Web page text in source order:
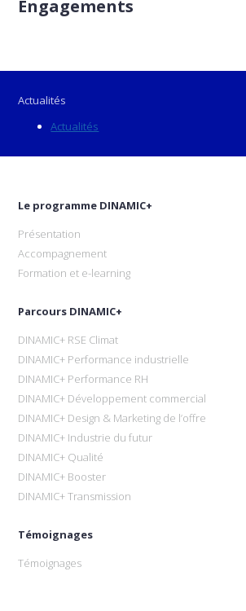
Engagements
Actualités
Actualités
Le programme DINAMIC+
Présentation
Accompagnement
Formation et e-learning
Parcours DINAMIC+
DINAMIC+ RSE Climat
DINAMIC+ Performance industrielle
DINAMIC+ Performance RH
DINAMIC+ Développement commercial
DINAMIC+ Design & Marketing de l’offre
DINAMIC+ Industrie du futur
DINAMIC+ Qualité
DINAMIC+ Booster
DINAMIC+ Transmission
Témoignages
Témoignages